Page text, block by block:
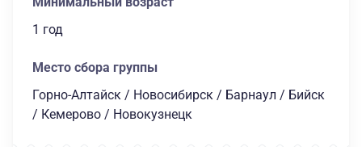
1 год
Место сбора группы
Горно-Алтайск / Новосибирск / Барнаул / Бийск
/ Кемерово / Новокузнецк